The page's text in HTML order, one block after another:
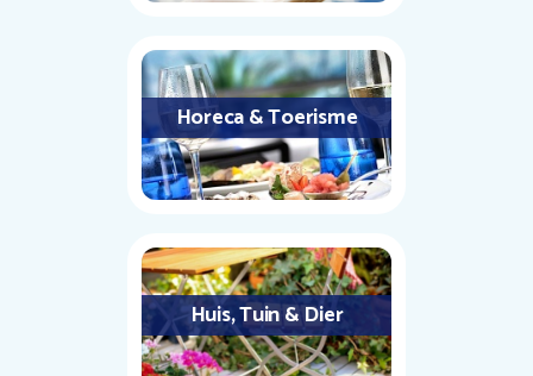
Horeca & Toerisme
Huis, Tuin & Dier